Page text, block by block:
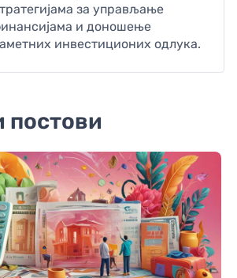
за управљање
и доношење
инвестиционих одлука.
постови